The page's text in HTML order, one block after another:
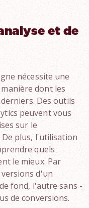
et de
nécessite une
dont les
Des outils
peuvent vous
sur le
plus, l'utilisation
quels
le mieux. Par
d'un
fond, l'autre sans -
de conversions.